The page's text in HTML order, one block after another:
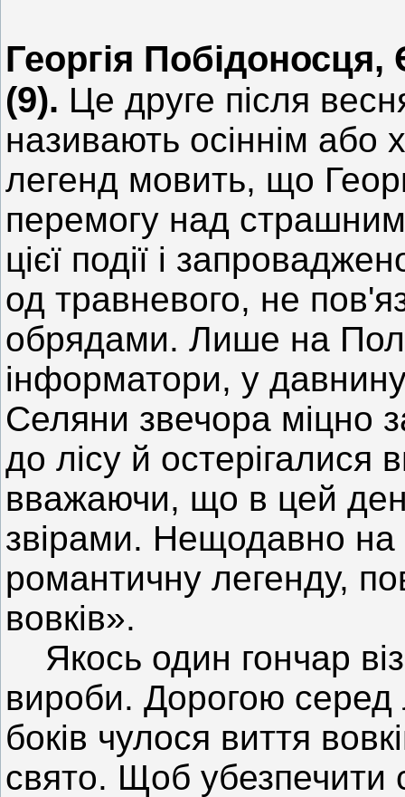
Георгія
(9). Це друге після
називають осіннім
легенд мовить, що
перемогу над
цієї події і
од травневого, не
обрядами. Лише на
інформатори, у
Селяни звечора міцно
до лісу й остерігалися
вважаючи, що в цей
звірами. Нещодавно на
романтичну легенду,
вовків».
Якось один гончар
вироби. Дорогою серед
боків чулося виття
свято. Щоб убезпечити